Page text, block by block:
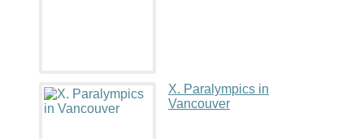
X. Paralympics in
Vancouver